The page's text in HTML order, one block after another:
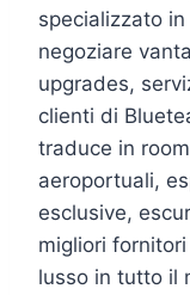
specializzato
negoziare
upgrades,
clienti di
traduce in
aeroportuali,
esclusive,
migliori
lusso in tutto il